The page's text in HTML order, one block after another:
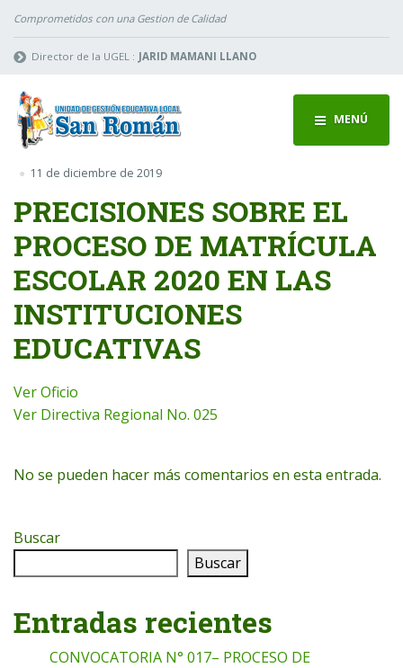
Comprometidos con una Gestion de Calidad
Director de la UGEL : JARID MAMANI LLANO
MENÚ
11 de diciembre de 2019
PRECISIONES SOBRE EL
PROCESO DE MATRÍCULA
ESCOLAR 2020 EN LAS
INSTITUCIONES
EDUCATIVAS
Ver Oficio
Ver Directiva Regional No. 025
No se pueden hacer más comentarios en esta entrada.
Buscar
Buscar
Entradas recientes
CONVOCATORIA N° 017– PROCESO DE